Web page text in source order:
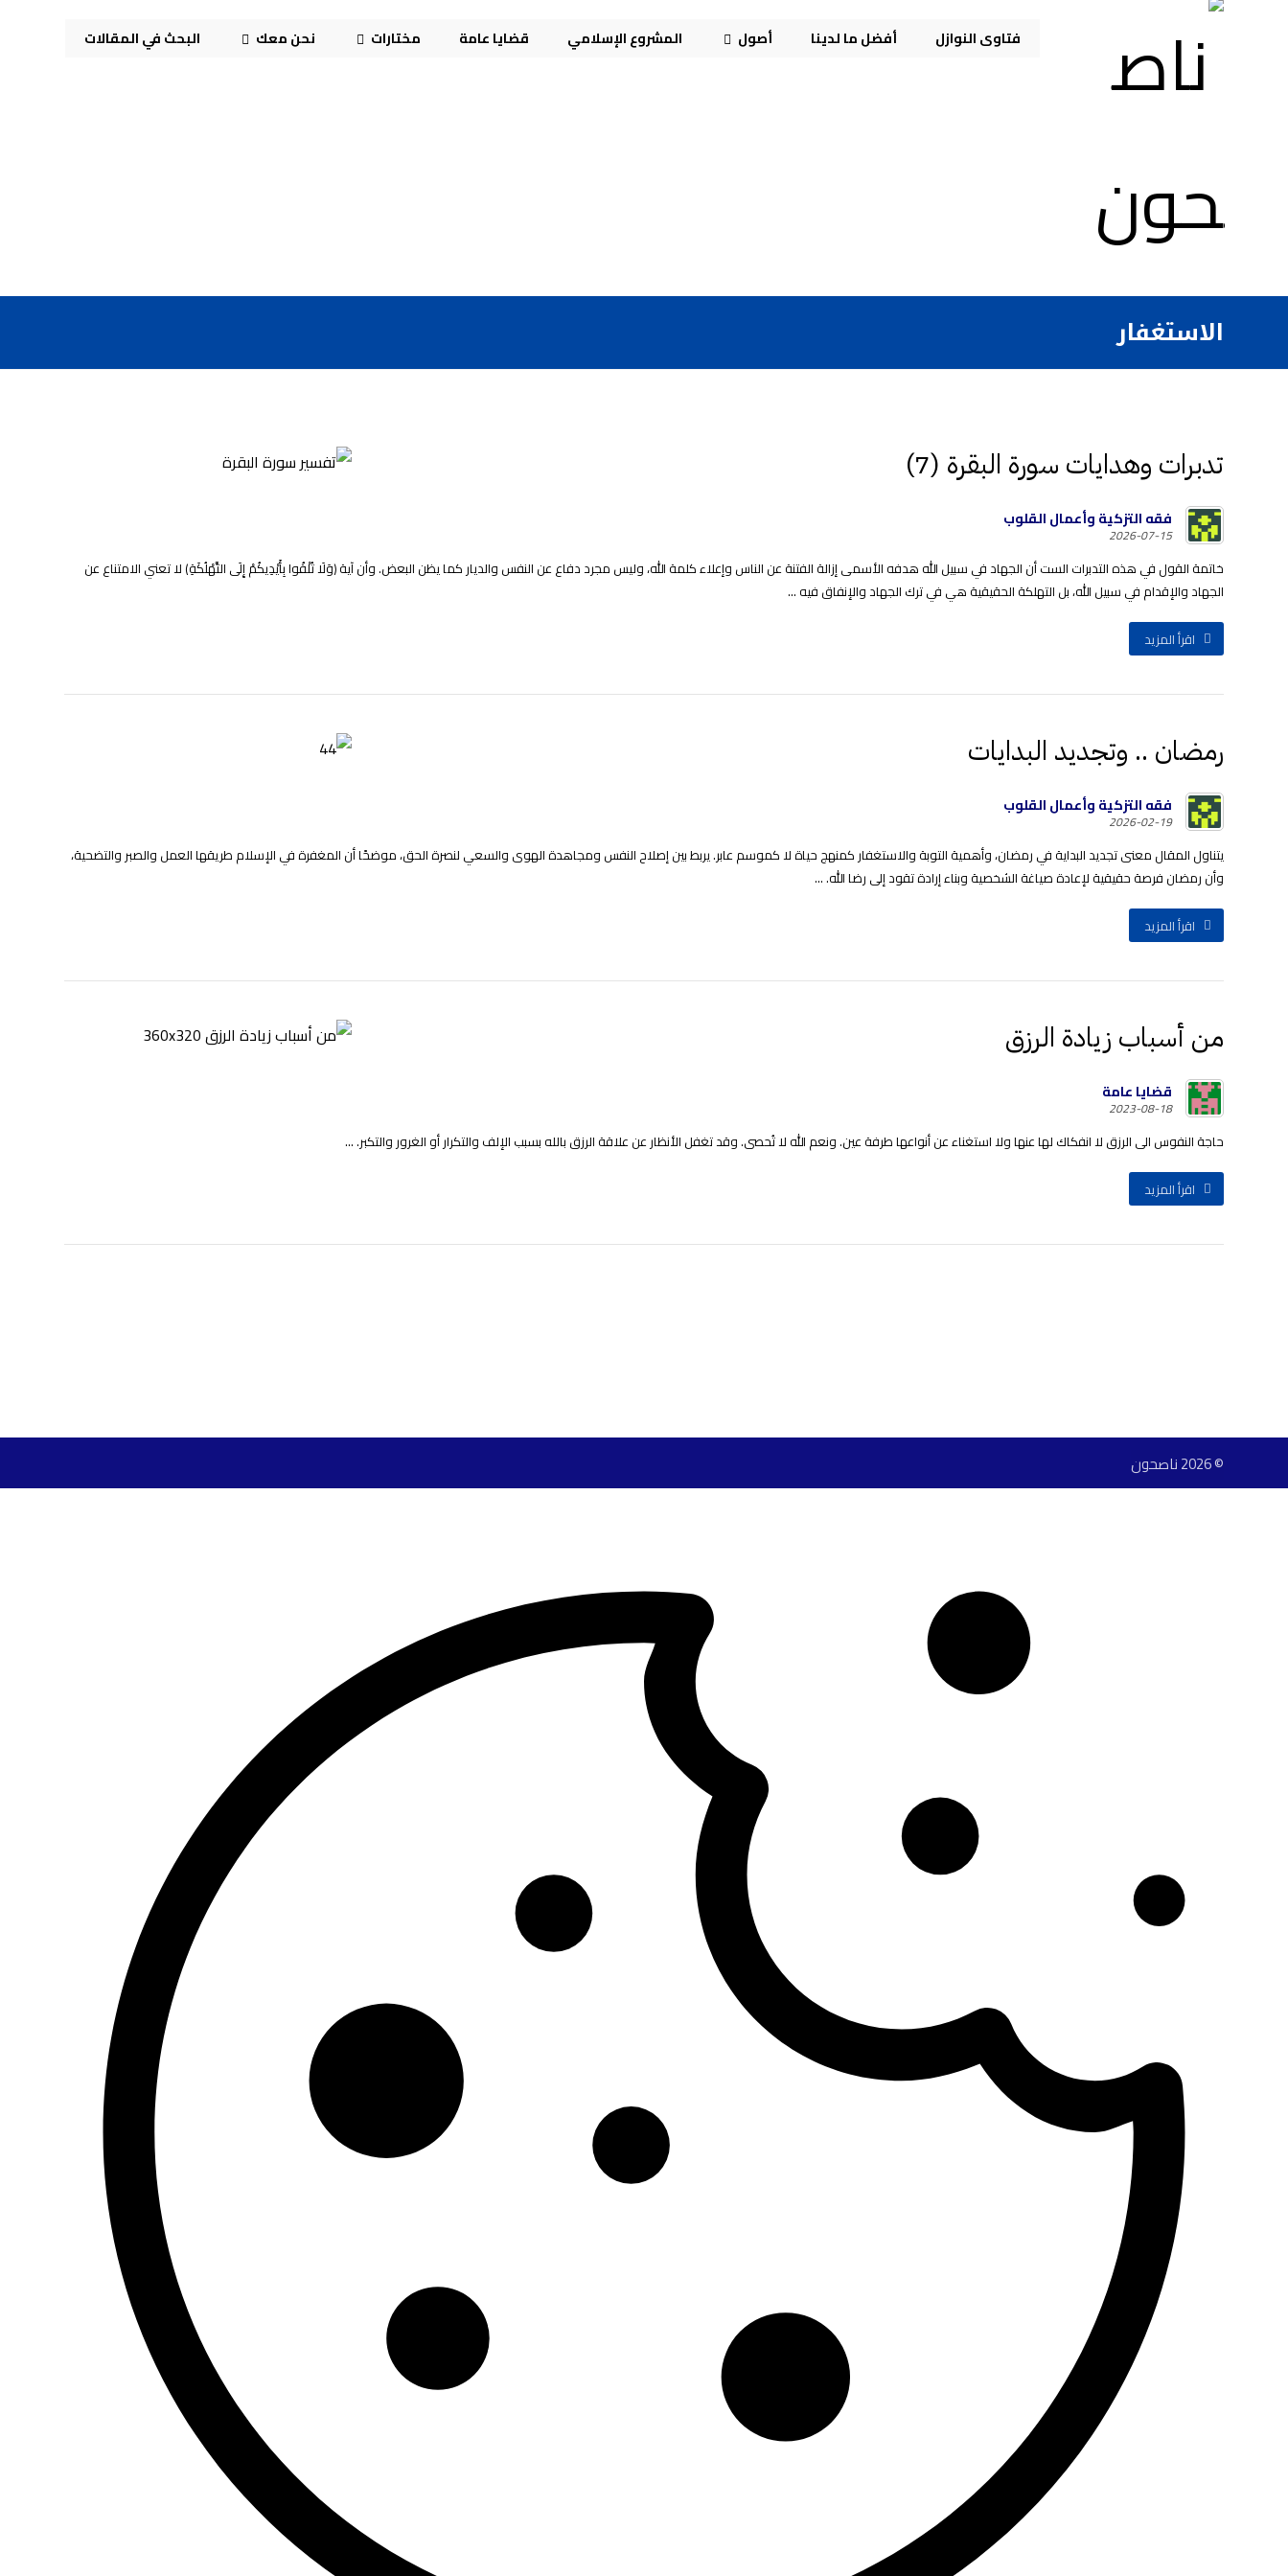
فتاوى النوازل أفضل ما لدينا أصول المشروع الإسلامي قضايا عامة مختارات نحن معك البحث في المقالات
الاستغفار
تدبرات وهدايات سورة البقرة (7)
فقه التزكية وأعمال القلوب
2026-07-15
خاتمة القول في هذه التدبرات الست أن الجهاد في سبيل الله هدفه الأسمى إزالة الفتنة عن الناس وإعلاء كلمة الله، وليس مجرد دفاع عن النفس والديار كما يظن البعض. وأن آية ﴿وَلَا تُلْقُوا بِأَيْدِيكُمْ إِلَى التَّهْلُكَةِ﴾ لا تعني الامتناع عن
الجهاد والإقدام في سبيل الله، بل التهلكة الحقيقية هي في ترك الجهاد والإنفاق فيه ...
اقرأ المزيد
رمضان .. وتجديد البدايات
فقه التزكية وأعمال القلوب
2026-02-19
يتناول المقال معنى تجديد البداية في رمضان، وأهمية التوبة والاستغفار كمنهج حياة لا كموسم عابر. يربط بين إصلاح النفس ومجاهدة الهوى والسعي لنصرة الحق، موضحًا أن المغفرة في الإسلام طريقها العمل والصبر والتضحية،
وأن رمضان فرصة حقيقية لإعادة صياغة الشخصية وبناء إرادة تقود إلى رضا الله. ...
اقرأ المزيد
من أسباب زيادة الرزق
قضايا عامة
2023-08-18
حاجة النفوس الى الرزق لا انفكاك لها عنها ولا استغناء عن أنواعها طرفة عين. ونعم الله لا تُحصى. وقد تغفل الأنظار عن علاقة الرزق بالله بسبب الإلف والتكرار أو الغرور والتكبر. ...
اقرأ المزيد
© 2026 ناصحون